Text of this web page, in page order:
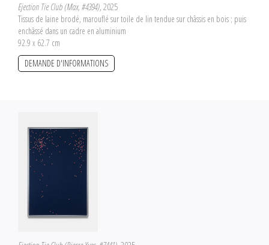
Ejection Tie Club (Max, #4394), 2025
Tissus de laine brodé, marouflé sur toile de lin tendue sur châssis en bois ; puis
enchâssé dans un cadre en aluminium
92.9 x 62.7 cm
DEMANDE D'INFORMATIONS